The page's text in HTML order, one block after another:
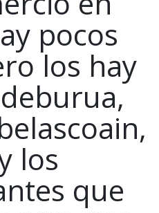
pocos
los hay
los
que